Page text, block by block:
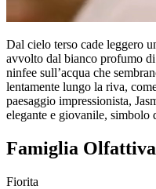
Dal cielo terso cade leggero
avvolto dal bianco profumo
ninfee sull’acqua che
lentamente lungo la riva,
paesaggio impressionista,
elegante e giovanile, simbolo
Famiglia Olfattiva
Fiorita